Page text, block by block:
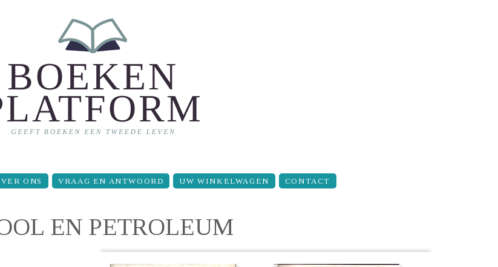
ONS VRAAG EN ANTWOORD UW WINKELWAGEN CONTACT
EN PETROLEUM